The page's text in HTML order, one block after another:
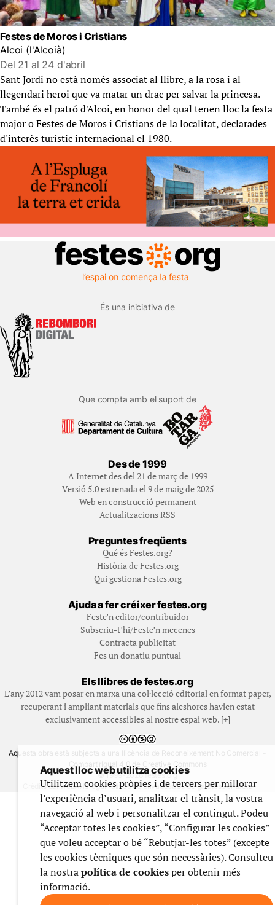
Festes de Moros i Cristians
Alcoi (l'Alcoià)
Del 21 al 24 d'abril
Sant Jordi no està només associat al llibre, a la rosa i al
llegendari heroi que va matar un drac per salvar la princesa.
També és el patró d'Alcoi, en honor del qual tenen lloc la festa
major o Festes de Moros i Cristians de la localitat, declarades
d'interès turístic internacional el 1980.
És una iniciativa de
Que compta amb el suport de
Des de 1999
A Internet des del 21 de març de 1999
Versió 5.0 estrenada el 9 de maig de 2025
Web en construcció permanent
Actualitzacions RSS
Preguntes freqüents
Qué és Festes.org?
Història de Festes.org
Qui gestiona Festes.org
Ajuda a fer créixer festes.org
Feste’n editor/contribuidor
Subscriu-t’hi/Feste’n mecenes
Contracta publicitat
Fes un donatiu puntual
Els llibres de festes.org
L’any 2012 vam posar en marxa una col·lecció editorial en format paper,
recuperant i ampliant materials que fins aleshores havien estat
exclusivament accessibles al nostre espai web. [+]
Aquesta obra està subjecta a una llicència de Reconeixement No Comercial -
CompartirIgual 4.0 de Creative Commons
© 1999-2026 festes.org
Crèdits del webAvís legalPolítica de privadesaÚs de galetesContacte
Aquest lloc web utilitza cookies
Utilitzem cookies pròpies i de tercers per millorar
l’experiència d’usuari, analitzar el trànsit, la vostra
navegació al web i personalitzar el contingut. Podeu
“Acceptar totes les cookies”, “Configurar les cookies”
que voleu acceptar o bé “Rebutjar-les totes” (excepte
les cookies tècniques que són necessàries). Consulteu
la nostrapolítica de cookiesper obtenir més
informació.